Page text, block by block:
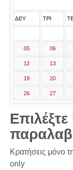
ΔΕΥ ΤΡΙ
05 06
12 13
19 20
26 27
Κρατήσεις μόνο
only